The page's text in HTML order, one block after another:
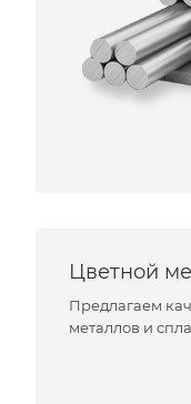
Цветной
Предлагаем
металлов и